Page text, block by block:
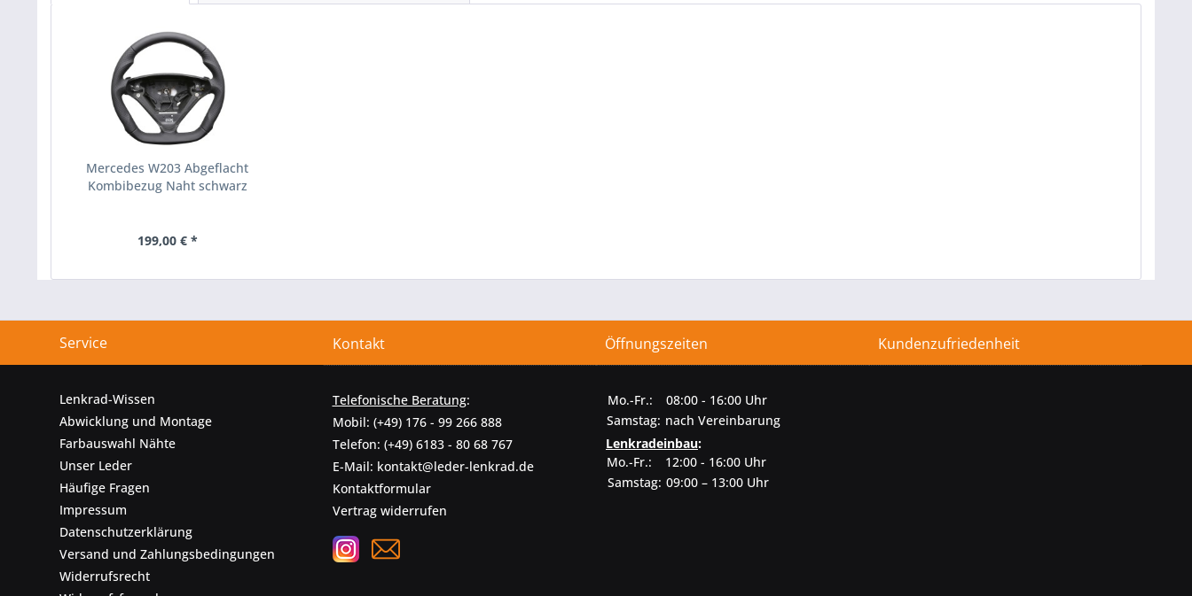
Mercedes W203 Abgeflacht
Kombibezug Naht schwarz
199,00 € *
Service
Lenkrad-Wissen
Abwicklung und Montage
Farbauswahl Nähte
Unser Leder
Häufige Fragen
Impressum
Datenschutzerklärung
Versand und Zahlungsbedingungen
Widerrufsrecht
Kontakt
Telefonische Beratung:
Mobil: (+49) 176 - 99 266 888
Telefon: (+49) 6183 - 80 68 767
E-Mail: kontakt@leder-lenkrad.de
Kontaktformular
Vertrag widerrufen
Öffnungszeiten
Mo.-Fr.:
08:00 - 16:00 Uhr
Samstag: nach Vereinbarung
Lenkradeinbau:
Mo.-Fr.:
12:00 - 16:00 Uhr
Samstag: 09:00 – 13:00 Uhr
Kundenzufriedenheit